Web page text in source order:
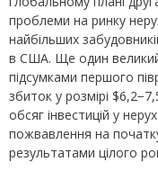
проблеми на ринку
найбільших
в США. Ще один
підсумками першого
збиток у розмірі
обсяг інвестицій у
пожвавлення на
результатами цілого